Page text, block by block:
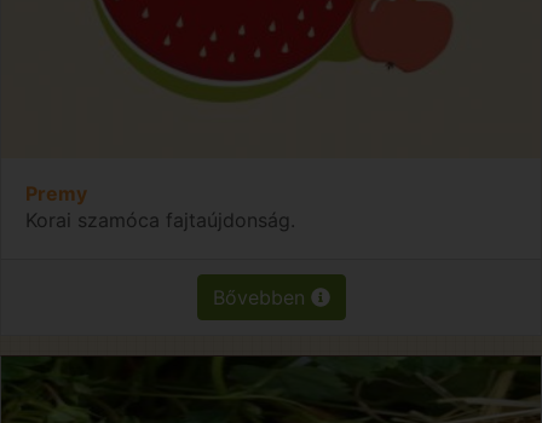
Premy
Korai szamóca fajtaújdonság.
Bővebben